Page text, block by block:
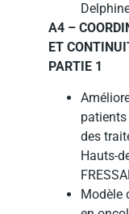
A4 –
ET
PARTIE 1
des
Hauts-
Modèle